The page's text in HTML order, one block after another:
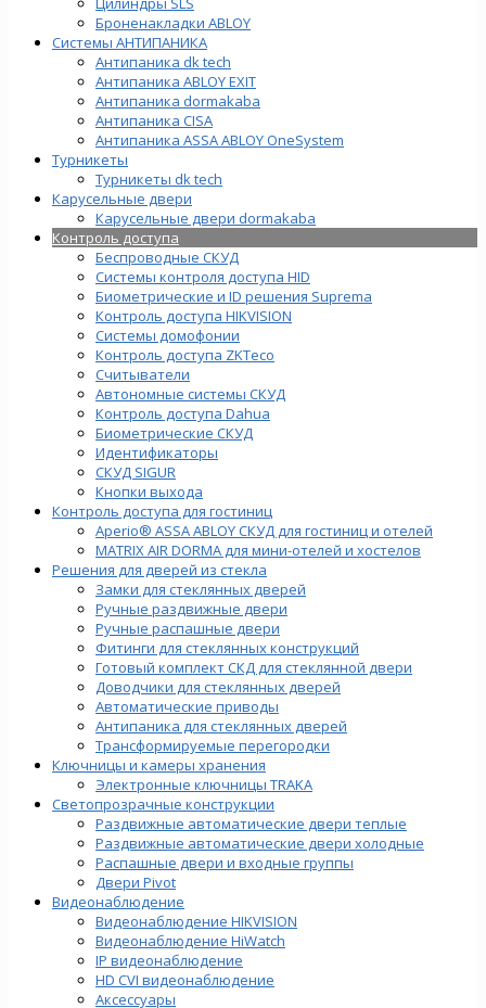
Броненакладки ABLOY
Системы АНТИПАНИКА
Антипаника dk tech
Антипаника ABLOY EXIT
Антипаника dormakaba
Антипаника СISA
Антипаника ASSA ABLOY OneSystem
Турникеты
Турникеты dk tech
Карусельные двери
Карусельные двери dormakaba
Контроль доступа
Беспроводные СКУД
Системы контроля доступа HID
Биометрические и ID решения Suprema
Контроль доступа HIKVISION
Системы домофонии
Контроль доступа ZKTeco
Считыватели
Автономные системы СКУД
Контроль доступа Dahua
Биометрические СКУД
Идентификаторы
СКУД SIGUR
Кнопки выхода
Контроль доступа для гостиниц
Aperio® ASSA ABLOY СКУД для гостиниц и отелей
MATRIX AIR DORMA для мини-отелей и хостелов
Решения для дверей из стекла
Замки для стеклянных дверей
Ручные раздвижные двери
Ручные распашные двери
Фитинги для стеклянных конструкций
Готовый комплект СКД для стеклянной двери
Доводчики для стеклянных дверей
Автоматические приводы
Антипаника для стеклянных дверей
Трансформируемые перегородки
Ключницы и камеры хранения
Электронные ключницы TRAKA
Светопрозрачные конструкции
Раздвижные автоматические двери теплые
Раздвижные автоматические двери холодные
Распашные двери и входные группы
Двери Pivot
Видеонаблюдение
Видеонаблюдение HIKVISION
Видеонаблюдение HiWatch
IP видеонаблюдение
HD CVI видеонаблюдение
Аксессуары